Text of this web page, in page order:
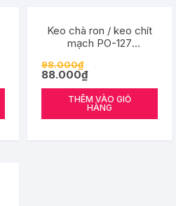
Keo chà ron / keo chít
mạch PO-127
vệ 3 lớp (màu xám ánh
98.000₫
88.000₫
THÊM VÀO GIỎ
HÀNG